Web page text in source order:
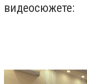
видеосюжете: